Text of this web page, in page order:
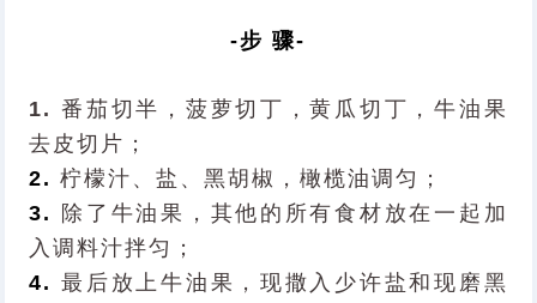
-步 骤-
1.番茄切半，菠萝切丁，黄瓜切丁，牛油果
去皮切片；
2.柠檬汁、盐、黑胡椒，橄榄油调匀；
3. 除了牛油果，其他的所有食材放在一起加
入调料汁拌匀；
4.最后放上牛油果，现撒入少许盐和现磨黑